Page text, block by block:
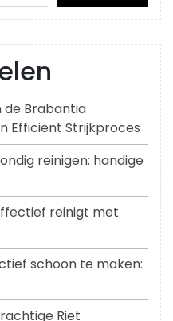
de Brabantia
Efficiënt Strijkproces
reinigen: handige
reinigt met
schoon te maken:
Riet